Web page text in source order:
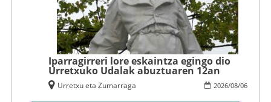
Iparragirreri lore eskaintza egingo dio
Urretxuko Udalak abuztuaren 12an
2026/08/06
Urretxu eta Zumarraga